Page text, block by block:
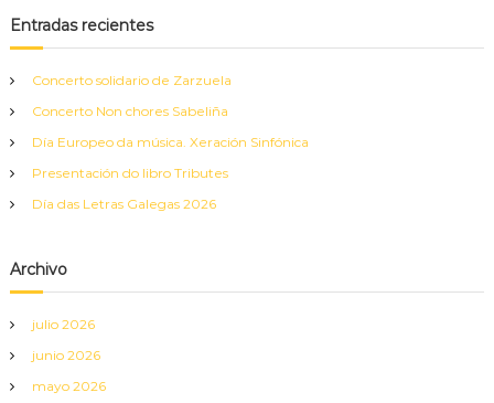
c
a
:
Entradas recientes
Concerto solidario de Zarzuela
Concerto Non chores Sabeliña
Día Europeo da música. Xeración Sinfónica
Presentación do libro Tributes
Día das Letras Galegas 2026
Archivo
julio 2026
junio 2026
mayo 2026